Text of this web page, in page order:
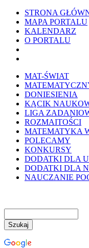
STRONA
MAPA PORTALU
KALENDARZ
O PORTALU
MAT-ŚWIAT
DONIESIENIA
KĄCIK
LIGA
ROZMAITOŚCI
MATEMATYKA
POLECAMY
KONKURSY
DODATKI DLA
DODATKI DLA
NAUCZANIE